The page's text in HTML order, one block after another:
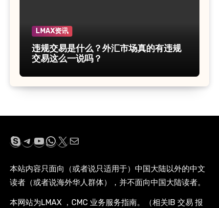
LMAX资讯
违规交易是什么？外汇市场真的有违规
交易这么一说吗？
Skype
Telegram
YouTube
WhatsApp
X 电子邮件
本站内容只面向（或者说只适用于）中国大陆以外的中文
读者（或者说海外华人群体），并不面向中国大陆读者。
本网站为LMAX ，CMC 业务服务指南。（相关IB 交易 报